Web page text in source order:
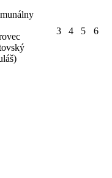
3 4 5 6